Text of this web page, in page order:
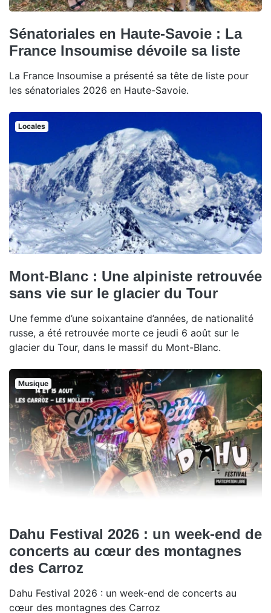
Sénatoriales en Haute-Savoie : La
France Insoumise dévoile sa liste
La France Insoumise a présenté sa tête de liste pour
les sénatoriales 2026 en Haute-Savoie.
Locales
Mont-Blanc : Une alpiniste retrouvée
sans vie sur le glacier du Tour
Une femme d’une soixantaine d’années, de nationalité
russe, a été retrouvée morte ce jeudi 6 août sur le
glacier du Tour, dans le massif du Mont-Blanc.
Musique
Dahu Festival 2026 : un week-end de
concerts au cœur des montagnes
des Carroz
Dahu Festival 2026 : un week-end de concerts au
cœur des montagnes des Carroz